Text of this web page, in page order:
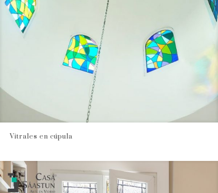
Vitrales en cúpula